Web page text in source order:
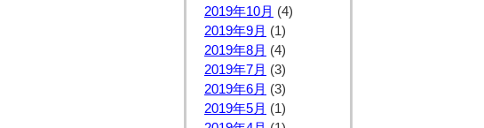
2019年10月 (4)
2019年9月 (1)
2019年8月 (4)
2019年7月 (3)
2019年6月 (3)
2019年5月 (1)